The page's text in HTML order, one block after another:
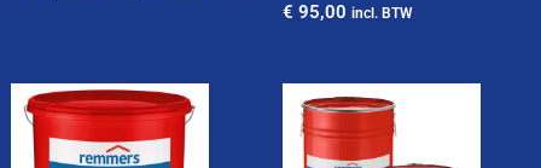
€ 95,00 incl. BTW